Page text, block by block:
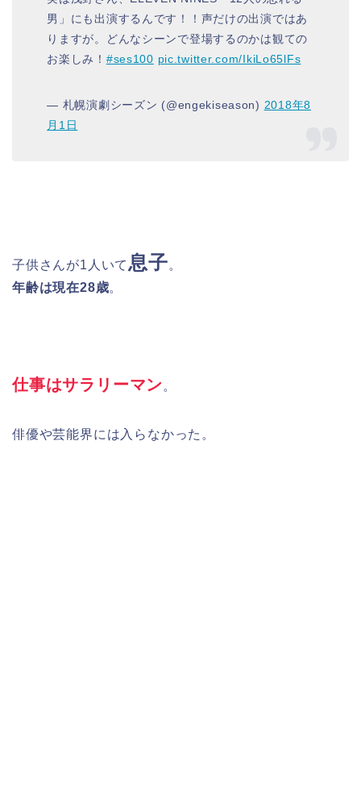
男」にも出演するんです！！声だけの出演ではあ
りますが。どんなシーンで登場するのかは観ての
お楽しみ！ #ses100 pic.twitter.com/IkiLo65lFs
— 札幌演劇シーズン (@engekiseason) 2018年8
月1日
子供さんが1人いて息子。
年齢は現在28歳。
仕事はサラリーマン。
俳優や芸能界には入らなかった。